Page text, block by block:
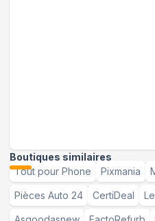
Boutiques similaires
Tout pour Phone
Pixmania
Pièces Auto 24 CertiDeal